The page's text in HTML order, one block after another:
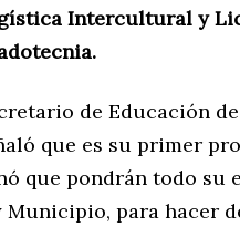
Intercultural y
de Educación
que es su primer
que pondrán todo su
Municipio, para hacer